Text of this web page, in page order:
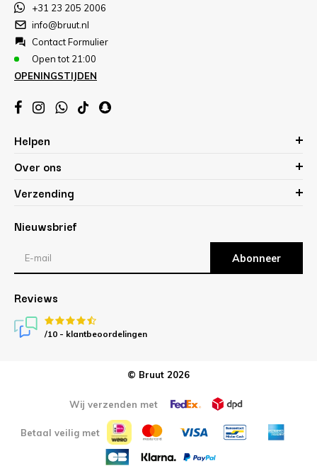
+31 23 205 2006
info@bruut.nl
Contact Formulier
Open tot 21:00
OPENINGSTIJDEN
Helpen
Over ons
Verzending
Nieuwsbrief
Abonneer
Reviews
/10 - klantbeoordelingen
© Bruut 2026
Wij verzenden met
Betaal veilig met